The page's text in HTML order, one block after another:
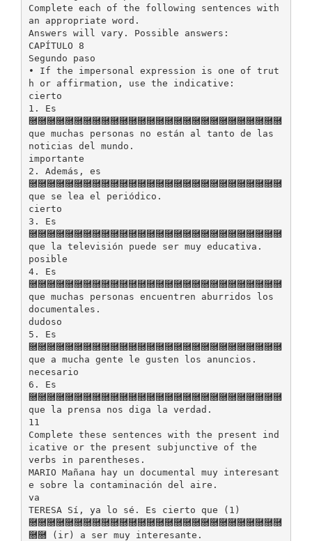
Complete each of the following sentences with
an appropriate word.
Answers will vary. Possible answers:
CAPÍTULO 8
Segundo paso
• If the impersonal expression is one of trut
h or affirmation, use the indicative:
cierto
1. Es
࿝࿝࿝࿝࿝࿝࿝࿝࿝࿝࿝࿝࿝࿝࿝࿝࿝࿝࿝࿝࿝࿝࿝࿝࿝࿝࿝࿝
que muchas personas no están al tanto de las
noticias del mundo.
importante
2. Además, es
࿝࿝࿝࿝࿝࿝࿝࿝࿝࿝࿝࿝࿝࿝࿝࿝࿝࿝࿝࿝࿝࿝࿝࿝࿝࿝࿝࿝
que se lea el periódico.
cierto
3. Es
࿝࿝࿝࿝࿝࿝࿝࿝࿝࿝࿝࿝࿝࿝࿝࿝࿝࿝࿝࿝࿝࿝࿝࿝࿝࿝࿝࿝
que la televisión puede ser muy educativa.
posible
4. Es
࿝࿝࿝࿝࿝࿝࿝࿝࿝࿝࿝࿝࿝࿝࿝࿝࿝࿝࿝࿝࿝࿝࿝࿝࿝࿝࿝࿝
que muchas personas encuentren aburridos los
documentales.
dudoso
5. Es
࿝࿝࿝࿝࿝࿝࿝࿝࿝࿝࿝࿝࿝࿝࿝࿝࿝࿝࿝࿝࿝࿝࿝࿝࿝࿝࿝࿝
que a mucha gente le gusten los anuncios.
necesario
6. Es
࿝࿝࿝࿝࿝࿝࿝࿝࿝࿝࿝࿝࿝࿝࿝࿝࿝࿝࿝࿝࿝࿝࿝࿝࿝࿝࿝࿝
que la prensa nos diga la verdad.
11
Complete these sentences with the present ind
icative or the present subjunctive of the
verbs in parentheses.
MARIO Mañana hay un documental muy interesant
e sobre la contaminación del aire.
va
TERESA Sí, ya lo sé. Es cierto que (1)
࿝࿝࿝࿝࿝࿝࿝࿝࿝࿝࿝࿝࿝࿝࿝࿝࿝࿝࿝࿝࿝࿝࿝࿝࿝࿝࿝࿝
࿝࿝ (ir) a ser muy interesante.